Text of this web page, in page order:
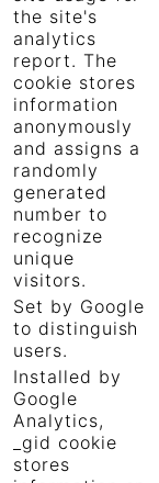
the site's
analytics
report. The
cookie stores
information
anonymously
and assigns a
randomly
generated
number to
recognize
unique
visitors.
Set by Google
to distinguish
users.
Installed by
Google
Analytics,
_gid cookie
stores